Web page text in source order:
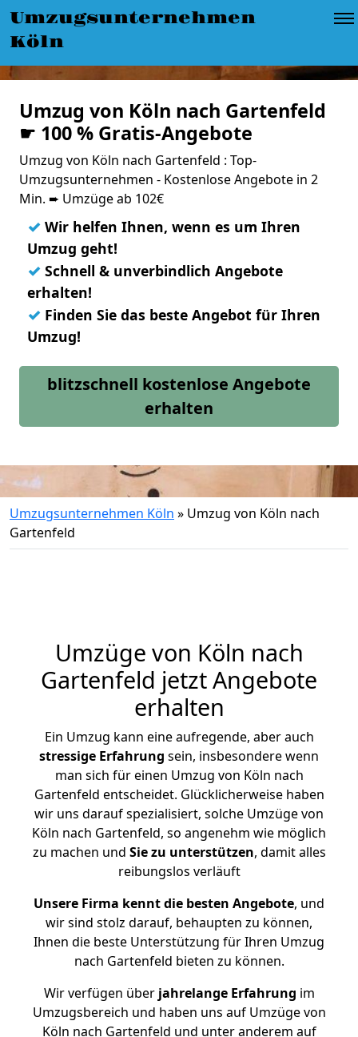
Umzugsunternehmen
Köln
Umzug von Köln nach Gartenfeld
☛ 100 % Gratis-Angebote
Umzug von Köln nach Gartenfeld : Top-
Umzugsunternehmen - Kostenlose Angebote in 2
Min. ➨ Umzüge ab 102€
✓ Wir helfen Ihnen, wenn es um Ihren
Umzug geht!
✓ Schnell & unverbindlich Angebote
erhalten!
✓ Finden Sie das beste Angebot für Ihren
Umzug!
blitzschnell kostenlose Angebote
erhalten
Umzugsunternehmen Köln » Umzug von Köln nach
Gartenfeld
Umzüge von Köln nach
Gartenfeld jetzt Angebote
erhalten
Ein Umzug kann eine aufregende, aber auch
stressige Erfahrung sein, insbesondere wenn
man sich für einen Umzug von Köln nach
Gartenfeld entscheidet. Glücklicherweise haben
wir uns darauf spezialisiert, solche Umzüge von
Köln nach Gartenfeld, so angenehm wie möglich
zu machen und Sie zu unterstützen, damit alles
reibungslos verläuft
Unsere Firma kennt die besten Angebote, und
wir sind stolz darauf, behaupten zu können,
Ihnen die beste Unterstützung für Ihren Umzug
nach Gartenfeld bieten zu können.
Wir verfügen überjahrelange Erfahrung im
Umzugsbereich und haben uns auf Umzüge von
Köln nach Gartenfeld und unter anderem auf